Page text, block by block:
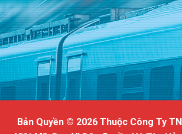
Bản Quyền © 2026 Thuộc Công Ty